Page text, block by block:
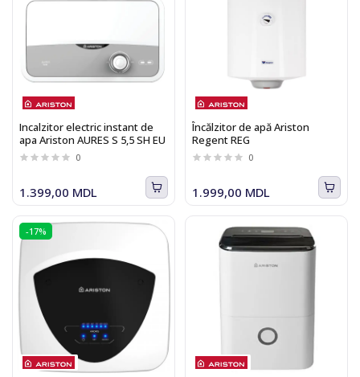
Incalzitor electric instant de
apa Ariston AURES S 5,5 SH EU
0
1.399,00 MDL
Încălzitor de apă Ariston
Regent REG
0
1.999,00 MDL
-17%